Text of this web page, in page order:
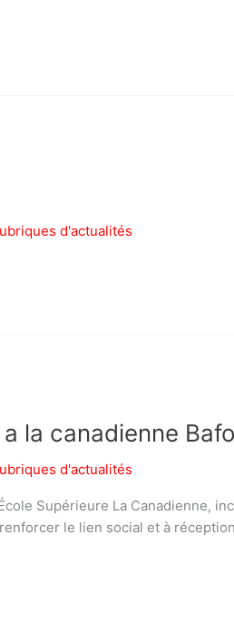
d'actualités
la canadienne
d'actualités
Supérieure La Canadienne,
le lien social et à